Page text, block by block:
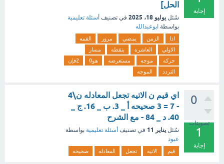
إجابة
الحل]
سُئل يوليو 18، 2025 في تصنيف أسئلة تعليمية
بواسطة ابوعبدالله
اذا الزمن يمضي مرور
القمه
الاولي
العاشره بنقطه
مسار
حركه
موجه مستعرضه هو0
2فإن
التردد
الموجه
0
تصويتات
1
إجابة
اي قيم ن الاتيه تجعل المعادله ن\4
- 7 = 3 صحيحه أ _ 3. ب _ 16. ج _
40. د _ 84 - مع الشرح
سُئل يناير 11 في تصنيف أسئلة تعليمية بواسطة
عبود
قيم الاتيه تجعل المعادله صحيحه